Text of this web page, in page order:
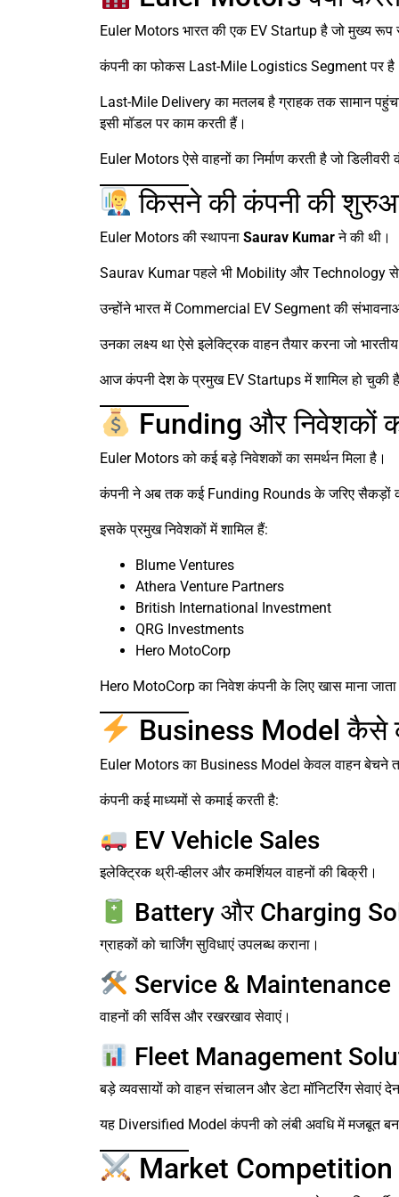
Euler Motors भारत की एक EV Startup है जो मुख्य
कंपनी का फोकस Last-Mile Logistics Segment पर
Last-Mile Delivery का मतलब है ग्राहक तक सामान
इसी मॉडल पर काम करती हैं।
Euler Motors ऐसे वाहनों का निर्माण करती है जो
किसने की कंपनी की
Euler Motors की स्थापना Saurav Kumarने की थी।
Saurav Kumar पहले भी Mobility और Technology
उन्होंने भारत में Commercial EV Segment की
उनका लक्ष्य था ऐसे इलेक्ट्रिक वाहन तैयार करना जो
आज कंपनी देश के प्रमुख EV Startups में शामिल हो चुकी
Funding और निवेशकों
Euler Motors को कई बड़े निवेशकों का समर्थन मिला है।
कंपनी ने अब तक कई Funding Rounds के जरिए सैकड़ों
इसके प्रमुख निवेशकों में शामिल हैं:
Blume Ventures
Athera Venture Partners
British International Investment
QRG Investments
Hero MotoCorp
Hero MotoCorp का निवेश कंपनी के लिए खास माना
Business Model कैसे
Euler Motors का Business Model केवल वाहन बेचने
कंपनी कई माध्यमों से कमाई करती है:
EV Vehicle Sales
इलेक्ट्रिक थ्री-व्हीलर और कमर्शियल वाहनों की बिक्री।
Battery और Charging
ग्राहकों को चार्जिंग सुविधाएं उपलब्ध कराना।
Service & Maintenance
वाहनों की सर्विस और रखरखाव सेवाएं।
Fleet Management
बड़े व्यवसायों को वाहन संचालन और डेटा मॉनिटरिंग सेवाएं
यह Diversified Model कंपनी को लंबी अवधि में मजबूत
Market Competition